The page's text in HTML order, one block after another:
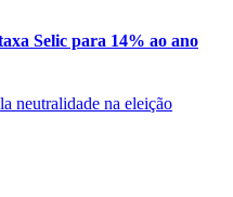
Selic para 14% ao ano